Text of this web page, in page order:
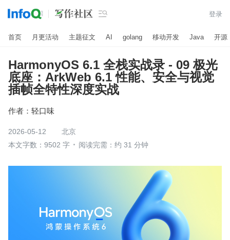
 登录
首页 月更活动 主题征文 AI golang 移动开发 Java 开源
HarmonyOS 6.1 全栈实战录 - 09 极光
底座：ArkWeb 6.1 性能、安全与视觉
插帧全特性深度实战
作者： 轻口味
2026-05-12
北京
本文字数：9502 字
阅读完需：约 31 分钟